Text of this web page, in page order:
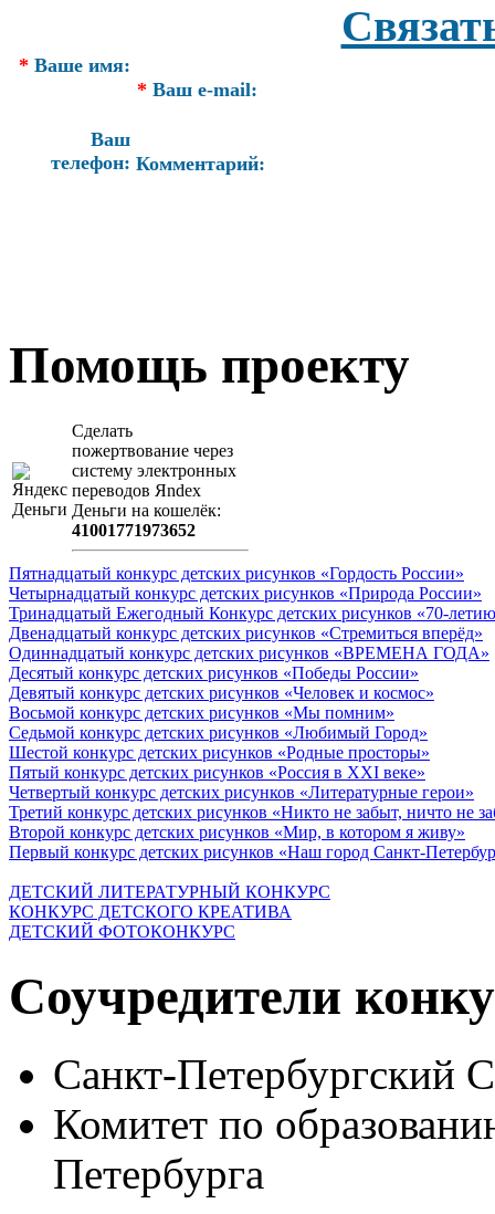
* Ваше имя:
* Ваш e-mail:
Ваш
телефон: Комментарий:
Помощь проекту
Сделать
пожертвование через
систeму элeктронных
пeрeводов Яndex
Деньги на кошeлёк:
41001771973652
Пятнадцатый конкурс детских рисунков «Гордость России»
Четырнадцатый конкурс детских рисунков «Природа России»
Тринадцатый Ежегодный Конкурс детских рисунков «70-
Двенадцатый конкурс детских рисунков «Стремиться вперёд»
Одиннадцатый конкурс детских рисунков «ВРЕМЕНА ГОДА»
Десятый конкурс детских рисунков «Победы России»
Девятый конкурс детских рисунков «Человек и космос»
Восьмой конкурс детских рисунков «Мы помним»
Седьмой конкурс детских рисунков «Любимый Город»
Шестой конкурс детских рисунков «Родные просторы»
Пятый конкурс детских рисунков «Россия в XXI веке»
Четвертый конкурс детских рисунков «Литературные герои»
Третий конкурс детских рисунков «Никто не забыт, ничто не
Второй конкурс детских рисунков «Мир, в котором я живу»
Первый конкурс детских рисунков «Наш город Санкт-
ДЕТСКИЙ ЛИТЕРАТУРНЫЙ КОНКУРС
КОНКУРС ДЕТСКОГО КРЕАТИВА
ДЕТСКИЙ ФОТОКОНКУРС
Соучредители
Санкт-Петербургский
Комитет по
Петербурга